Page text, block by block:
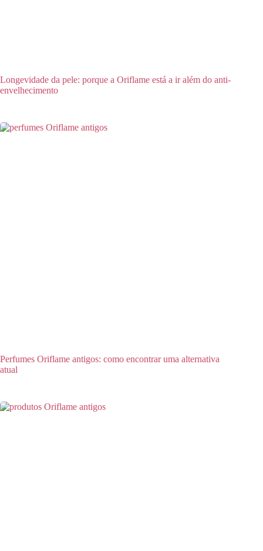
Longevidade da pele: porque a Oriflame está a ir além do anti-
envelhecimento
Perfumes Oriflame antigos: como encontrar uma alternativa
atual